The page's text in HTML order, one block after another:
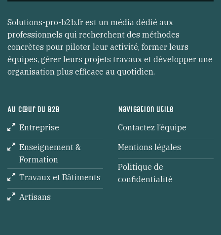
Solutions-pro-b2b.fr est un média dédié aux
professionnels qui recherchent des méthodes
concrètes pour piloter leur activité, former leurs
équipes, gérer leurs projets travaux et développer une
organisation plus efficace au quotidien.
Au cœur du B2B
Entreprise
Enseignement &
Formation
Travaux et Bâtiments
Artisans
Navigation utile
Contactez l’équipe
Mentions légales
Politique de
confidentialité